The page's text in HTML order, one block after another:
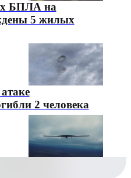
БПЛА на
5 жилых
2 человека